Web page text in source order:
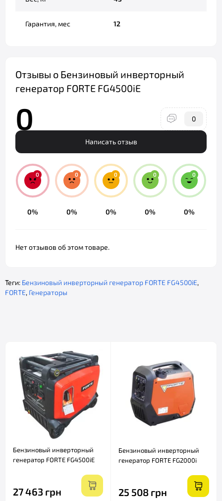
Гарантия, мес 12
Отзывы о Бензиновый инверторный
генератор FORTE FG4500iE
0 0
Написать отзыв
0
0%
0
0%
0
0%
0
0%
0
0%
Нет отзывов об этом товаре.
Теги: Бензиновый инверторный генератор FORTE FG4500iE,
FORTE, Генераторы
Бензиновый инверторный
генератор FORTE FG4500iE
27 463 грн
Бензиновый инверторный
генератор FORTE FG2000i
25 508 грн